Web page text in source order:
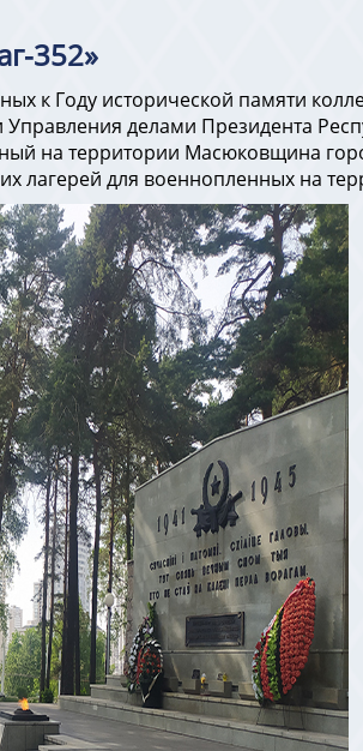
352»
к Году исторической памяти
делами Президента
на территории Масюковщина
лагерей для военнопленных на